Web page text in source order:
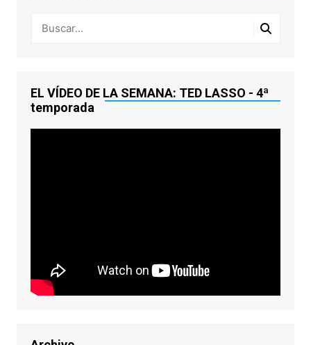
EL VÍDEO DE LA SEMANA: TED LASSO - 4ª
temporada